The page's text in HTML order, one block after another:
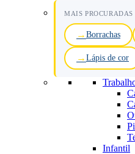
MAIS PROCURADAS
Borrachas
Lápis de cor
Infantil